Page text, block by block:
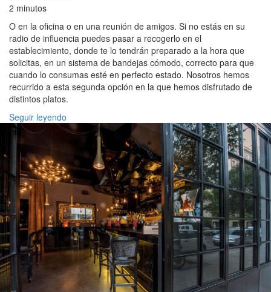
2 minutos
O en la oficina o en una reunión de amigos. Si no estás en su
radio de influencia puedes pasar a recogerlo en el
establecimiento, donde te lo tendrán preparado a la hora que
solicitas, en un sistema de bandejas cómodo, correcto para que
cuando lo consumas esté en perfecto estado. Nosotros hemos
recurrido a esta segunda opción en la que hemos disfrutado de
distintos platos.
Seguir leyendo